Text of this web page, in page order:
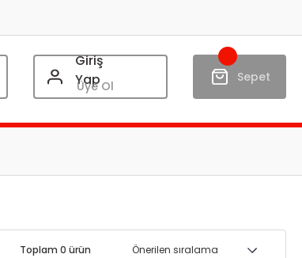
Giriş
Yap
Üye Ol
Sepet
Toplam 0 ürün